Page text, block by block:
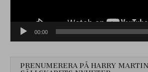
00:00
PRENUMERERA PÅ HARRY